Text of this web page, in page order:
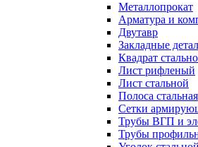
Металлопрокат
Арматура и
Двутавр
Закладные
Квадрат
Лист рифленый
Лист стальной
Полоса стальная
Сетки
Трубы ВГП и
Трубы